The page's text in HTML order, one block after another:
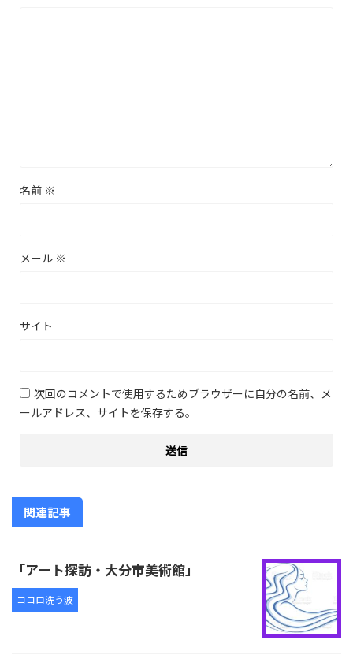
名前 ※
メール ※
サイト
次回のコメントで使用するためブラウザーに自分の名前、メ
ールアドレス、サイトを保存する。
関連記事
「アート探訪・大分市美術館」
ココロ洗う波